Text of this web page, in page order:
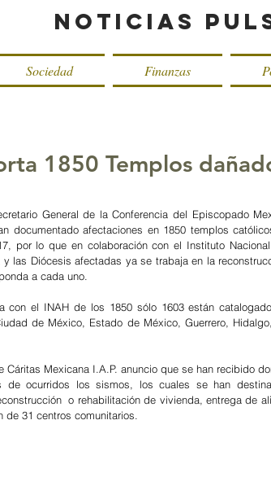
Noticias
Sociedad Finanzas
1850 Templos
General de la Conferencia del Episcopado
documentado afectaciones en 1850 templos
por lo que en colaboración con el Instituto
y las Diócesis afectadas ya se trabaja en la
a cada uno.
con el INAH de los 1850 sólo 1603 están
de México, Estado de México, Guerrero,
Cáritas Mexicana I.A.P. anuncio que se han recibido
de ocurridos los sismos, los cuales se han
o rehabilitación de vivienda, entrega de
31 centros comunitarios.